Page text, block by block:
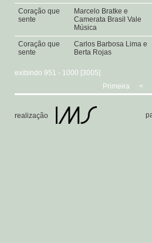
Coração que
sente
Marcelo Bratke e
Camerata Brasil Vale
Música
Coração que
sente
Carlos Barbosa Lima e
Berta Rojas
exibindo 951 - 1000 [3005]
Primeira
<
realização